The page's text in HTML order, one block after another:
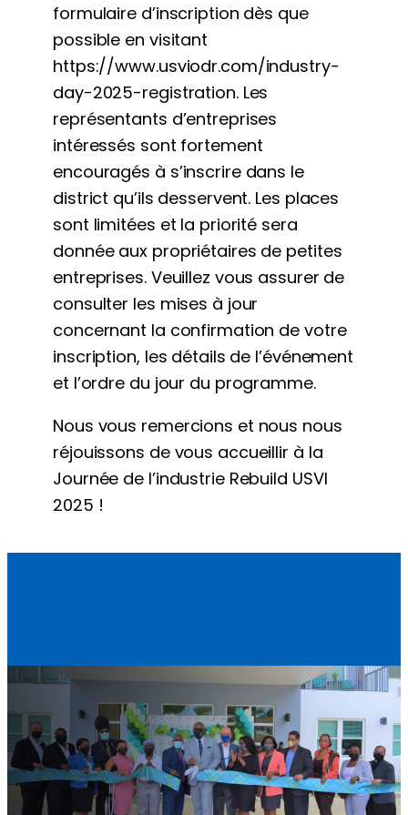
formulaire d’inscription dès que
possible en visitant
https://www.usviodr.com/industry-
day-2025-registration. Les
représentants d’entreprises
intéressés sont fortement
encouragés à s’inscrire dans le
district qu’ils desservent. Les places
sont limitées et la priorité sera
donnée aux propriétaires de petites
entreprises. Veuillez vous assurer de
consulter les mises à jour
concernant la confirmation de votre
inscription, les détails de l’événement
et l’ordre du jour du programme.
Nous vous remercions et nous nous
réjouissons de vous accueillir à la
Journée de l’industrie Rebuild USVI
2025 !